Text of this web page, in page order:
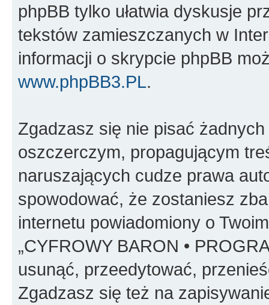
phpBB tylko ułatwia dyskusje
tekstów zamieszczanych w
informacji o skrypcie phpBB
www.phpBB3.PL.
Zgadzasz się nie pisać
oszczerczym, propagującym
naruszających cudze prawa
spowodować, że zostaniesz
internetu powiadomiony o
„CYFROWY BARON •
usunąć, przeedytować,
Zgadzasz się też na